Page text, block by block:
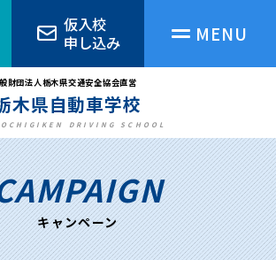
財団法人栃木県交通安全協会直営
木県自動車学校
DRIVING SCHOOL
ピックス
仮入校
申し込み
キャンペーン